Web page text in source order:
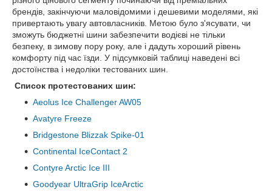
брендів, закінчуючи маловідомими і дешевими моделями, які
привертають увагу автовласників. Метою було з'ясувати, чи
зможуть бюджетні шини забезпечити водієві не тільки
безпеку, в зимову пору року, але і дадуть хороший рівень
комфорту під час їзди. У підсумковій таблиці наведені всі
достоїнства і недоліки тестованих шин.
Список протестованих шин:
Aeolus Ice Challenger AW05
Avatyre Freeze
Bridgestone Blizzak Spike-01
Continental IceContact 2
Contyre Arctic Ice III
Goodyear UltraGrip IceArctic